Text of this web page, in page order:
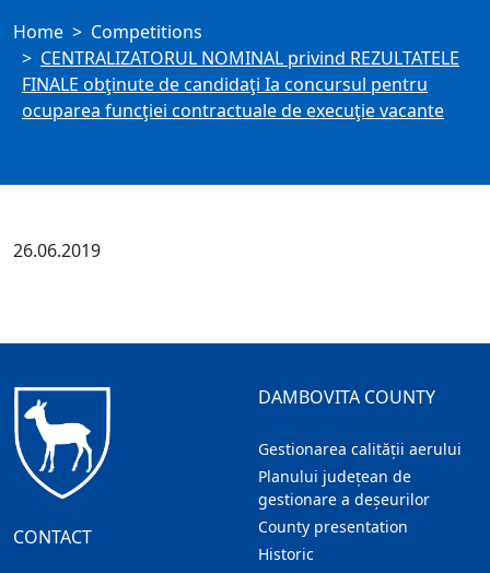
Home
Competitions
CENTRALIZATORUL NOMINAL privind REZULTATELE
FINALE obţinute de candidaţi Ia concursul pentru
ocuparea funcţiei contractuale de execuţie vacante
26.06.2019
CONTACT
DAMBOVITA COUNTY
Gestionarea calității aerului
Planului județean de
gestionare a deșeurilor
County presentation
Historic